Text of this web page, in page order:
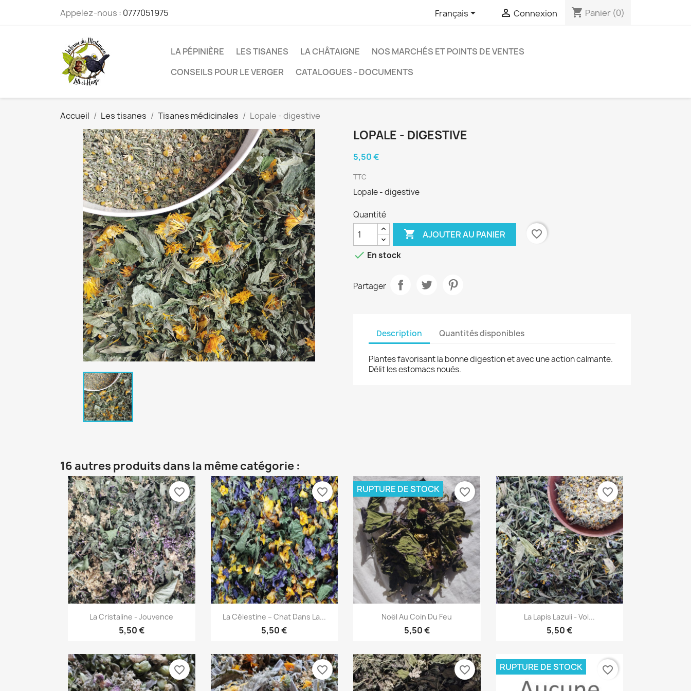
Appelez-nous : 0777051975 Français  Connexion shopping_cart Panier (0)
LA PÉPINIÈRE LES TISANES LA CHÂTAIGNE
NOS MARCHÉS ET POINTS DE VENTES
CONSEILS POUR LE VERGER
CATALOGUES - DOCUMENTS
Accueil Les tisanes Tisanes médicinales Lopale - digestive
LOPALE - DIGESTIVE
5,50 €
TTC
Lopale - digestive
Quantité
 AJOUTER AU PANIER
favorite_border
 En stock
Partager
Description Quantités disponibles
Plantes favorisant la bonne digestion et avec une action calmante.
Délit les estomacs noués.
16 autres produits dans la même catégorie :
Aperçu rapide
La Cristaline - Jouvence
5,50 €
favorite_border
Aperçu rapide
La Célestine – Chat Dans La...
5,50 €
favorite_border
Aperçu rapide
Noël Au Coin Du Feu
5,50 €
RUPTURE DE STOCK favorite_border
 Aperçu rapide
La Lapis Lazuli - Vol...
5,50 €
favorite_border
favorite_border favorite_border favorite_border RUPTURE DE STOCK favorite_border